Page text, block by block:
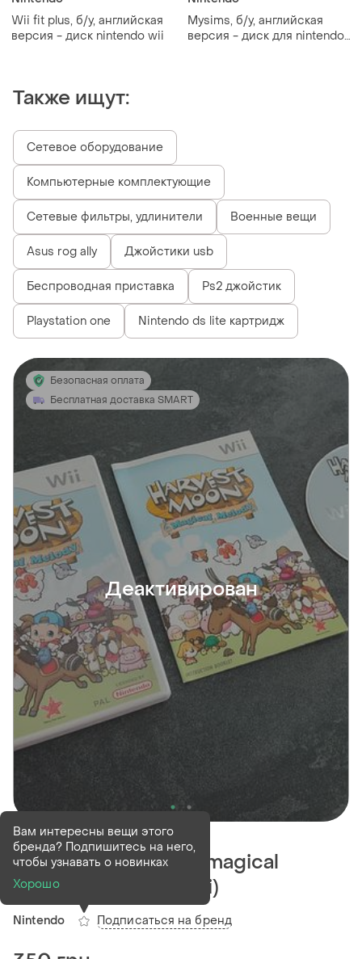
Wii fit plus, б/у, английская
версия - диск nintendo wii
Mysims, б/у, английская
версия - диск для nintendo
Также ищут:
Сетевое оборудование
Компьютерные комплектующие
Сетевые фильтры, удлинители Военные вещи
Asus rog ally Джойстики usb
Беспроводная приставка Ps2 джойстик
Playstation one Nintendo ds lite картридж
Безопасная оплата
Бесплатная доставка SMART
Деактивирован
Деактивирован1 шт
Диск harvest moon magical
melody (nintendo wii)
Nintendo
Вам интересны вещи этого
бренда? Подпишитесь на него,
чтобы узнавать о новинках
Хорошо
Подписаться на бренд